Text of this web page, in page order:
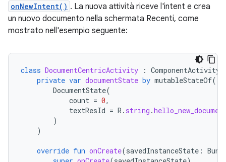
onNewIntent() . La nuova attività riceve l'intent e crea
un nuovo documento nella schermata Recenti, come
mostrato nell'esempio seguente:
class DocumentCentricActivity : ComponentActivity
private var documentState by mutableStateOf(
DocumentState(
count = 0,
textResId = R . string .
)
)
override fun onCreate(savedInstanceState :